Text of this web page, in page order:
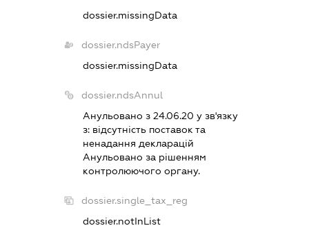
dossier.missingData
dossier.ndsPayer
dossier.missingData
dossier.ndsAnnul
Анульовано з 24.06.20 у зв'язку
з: вiдсутнiсть поставок та
ненадання декларацiй
Анульовано за рiшенням
контролюючого органу.
dossier.single_tax_reg
dossier.notInList